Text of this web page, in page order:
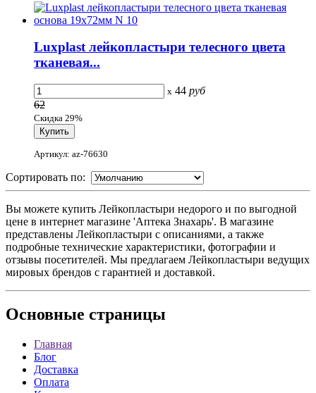
Luxplast лейкопластыри телесного цвета
тканевая...
x 44 руб
62
Скидка 29%
Артикул: az-76630
Сортировать по:
Вы можете купить Лейкопластыри недорого и по выгодной
цене в интернет магазине 'Аптека Знахарь'. В магазине
представлены Лейкопластыри с описаниями, а также
подробные технические характеристики, фотографии и
отзывы посетителей. Мы предлагаем Лейкопластыри ведущих
мировых брендов с гарантией и доставкой.
Основные страницы
Главная
Блог
Доставка
Оплата